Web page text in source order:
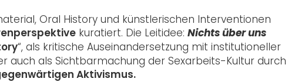
Oral History und künstlerischen Interventionen
kuratiert. Die Leitidee: Nichts über uns
“, als kritische Auseinandersetzung mit institutioneller
auch als Sichtbarmachung der Sexarbeits-Kultur durch
Aktivismus.